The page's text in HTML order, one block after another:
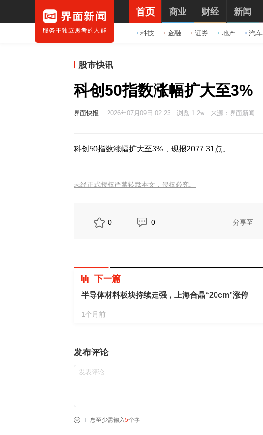
首页
科技 金融 证券 地产 汽车
商业 财经 新闻
股市快讯
科创50指数涨幅扩大至3%
界面快报 2026年07月09日 02:23 浏览 1.2w 来源：界面新闻
科创50指数涨幅扩大至3%，现报2077.31点。
未经正式授权严禁转载本文，侵权必究。
0 0 分享至
下一篇
半导体材料板块持续走强，上海合晶“20cm”涨停
1个月前
发布评论
您至少需输入 5个字